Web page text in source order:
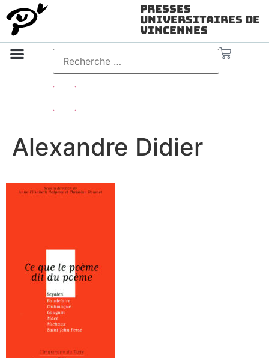
Presses
Universitaires de
Vincennes
Alexandre Didier